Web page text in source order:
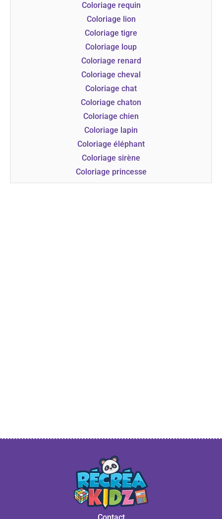
Coloriage requin
Coloriage lion
Coloriage tigre
Coloriage loup
Coloriage renard
Coloriage cheval
Coloriage chat
Coloriage chaton
Coloriage chien
Coloriage lapin
Coloriage éléphant
Coloriage sirène
Coloriage princesse